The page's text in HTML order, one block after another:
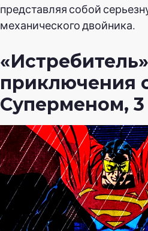
представляя собой
механического двойника.
приключения
Суперменом, 3